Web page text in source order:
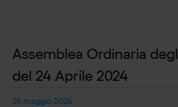
Assemblea Ordinaria
del 24 Aprile 2024
24 maggio 2024